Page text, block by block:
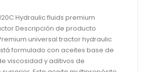
Hydraulic fluids premium
Descripción de producto
universal tractor hydraulic
formulado con aceites base de
viscosidad y aditivos de